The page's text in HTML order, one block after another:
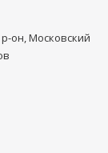
он, Московский